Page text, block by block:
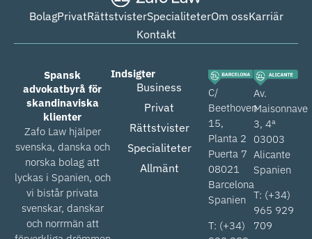
BolagPrivatRättstvisterSpecialiteterOm ossKarriär
Kontakt
Spansk
advokatbyrå för
skandinaviska
klienter
Zafo Law hjälper
svenska, danska och
norska bolag att
lyckas i Spanien, och
vi bistår privata
svenskar, danskar
och norrmän att
Indsigter
Business
Privat
Rättstvister
Specialiteter
Allmänt
C/
Beethoven
15,
Planta 2
Puerta 7
08021
Barcelona
Spanien
T: (+34)
Av.
Maisonnave
3, 4ª
03003
Alicante
Spanien
T: (+34)
965 929
709